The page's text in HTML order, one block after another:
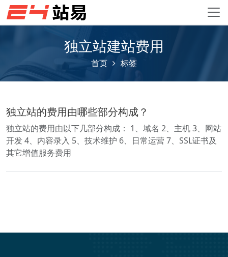
独立站建站费用
首页 标签
独立站的费用由哪些部分构成？
独立站的费用由以下几部分构成： 1、域名 2、主机 3、网站
开发 4、内容录入 5、技术维护 6、日常运营 7、SSL证书及
其它增值服务费用